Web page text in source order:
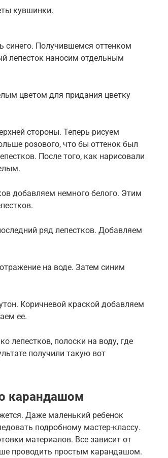
кувшинки.
Получившемся оттенком
лепесток наносим отдельным
цветом для придания цветку
стороны. Теперь рисуем
розового, что бы оттенок был
После того, как нарисовали
добавляем немного белого. Этим
ряд лепестков. Добавляем
на воде. Затем синим
Коричневой краской добавляем
ее.
лепестков, полоски на воду, где
получили такую вот
карандашом
Даже маленький ребенок
подробному мастер-классу.
материалов. Все зависит от
проводить простым карандашом.